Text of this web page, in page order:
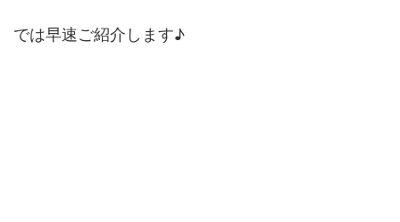
では早速ご紹介します♪